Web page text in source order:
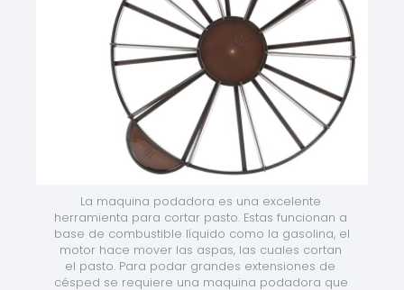
La maquina podadora es una excelente
herramienta para cortar pasto. Estas funcionan a
base de combustible líquido como la gasolina, el
motor hace mover las aspas, las cuales cortan
el pasto. Para podar grandes extensiones de
césped se requiere una maquina podadora que